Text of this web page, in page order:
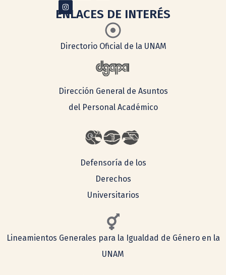
ENLACES DE INTERÉS
Directorio Oficial de la UNAM
Dirección General de Asuntos
del Personal Académico
Defensoría de los
Derechos
Universitarios
Lineamientos Generales para la Igualdad de Género en la
UNAM